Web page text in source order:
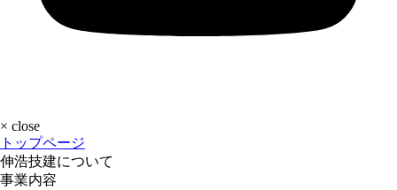
× close
トップページ
伸浩技建について
事業内容